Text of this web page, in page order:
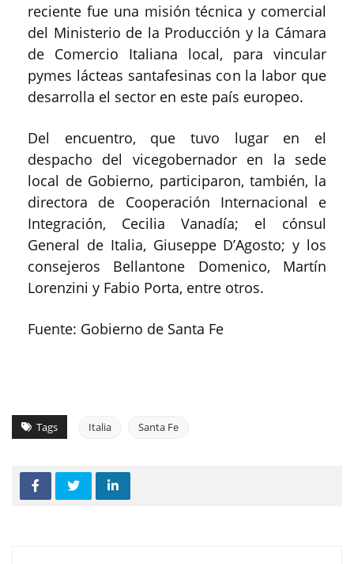
reciente fue una misión técnica y comercial
del Ministerio de la Producción y la Cámara
de Comercio Italiana local, para vincular
pymes lácteas santafesinas con la labor que
desarrolla el sector en este país europeo.
Del encuentro, que tuvo lugar en el
despacho del vicegobernador en la sede
local de Gobierno, participaron, también, la
directora de Cooperación Internacional e
Integración, Cecilia Vanadía; el cónsul
General de Italia, Giuseppe D’Agosto; y los
consejeros Bellantone Domenico, Martín
Lorenzini y Fabio Porta, entre otros.
Fuente: Gobierno de Santa Fe
Tags Italia Santa Fe